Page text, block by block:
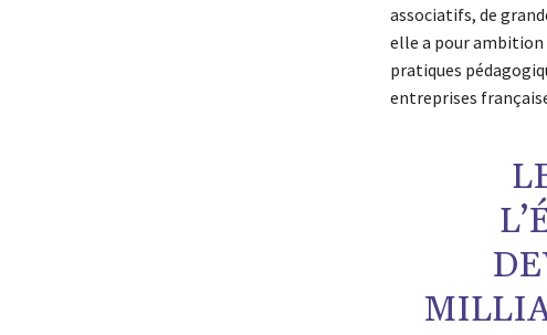
associatifs, de
elle a pour ambition
pratiques
entreprises